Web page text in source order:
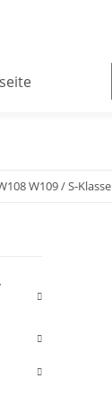
W109 / S-Klasse